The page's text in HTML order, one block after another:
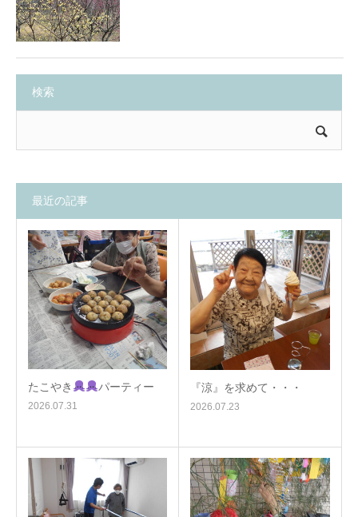
検索
最近の記事
たこやき パーティー
2026.07.31
『涼』を求めて・・・
2026.07.23